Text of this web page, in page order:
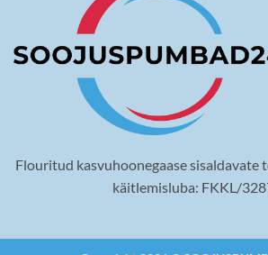
Flouritud kasvuhoonegaase sisaldavate
käitlemisluba: FKKL/